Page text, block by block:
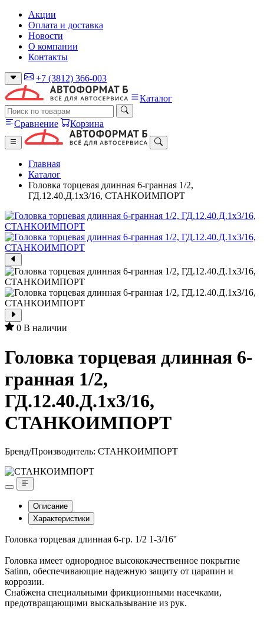
Акции
Оплата и доставка
Новости
О компании
Контакты
+7 (3812) 366-003
Каталог
Сравнение Корзина
Главная
Каталог
Головка торцевая длинная 6-гранная 1/2,
ГД.12.40.Д.1х3/16, СТАНКОИМПОРТ
0 В наличии
Головка торцевая длинная 6-
гранная 1/2,
ГД.12.40.Д.1х3/16,
СТАНКОИМПОРТ
Бренд/Производитель: СТАНКОИМПОРТ
Описание
Характеристики
Головка торцевая длинная 6-гр. 1/2 1-3/16''
Головка имеет однородное высококачественное покрытие
Satinn, обеспечивающие надежную защиту от царапин и
коррозии.
Снабжена специальными фрикционными насечками,
предотвращающими выскальзывание из рук.